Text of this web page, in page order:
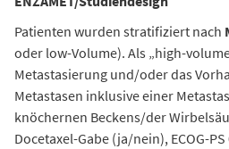
Patienten wurden stratifiziert nach
oder low-Volume). Als „high-
Metastasierung und/oder das
Metastasen inklusive einer
knöchernen Beckens/der
Docetaxel-Gabe (ja/nein), ECOG-